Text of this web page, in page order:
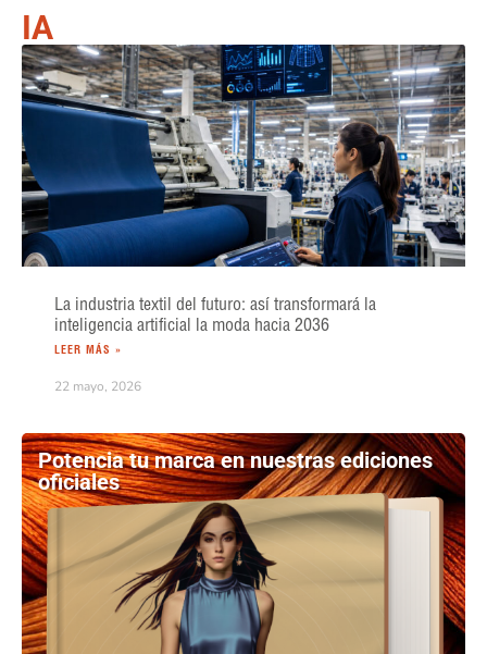
IA
La industria textil del futuro: así transformará la
inteligencia artificial la moda hacia 2036
LEER MÁS »
22 mayo, 2026
Potencia tu marca en nuestras ediciones
oficiales